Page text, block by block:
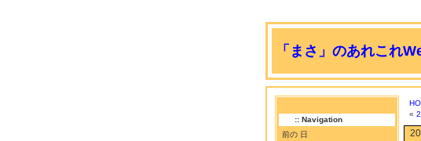
「まさ」のあれこれ
:: Navigation
前の 日
«